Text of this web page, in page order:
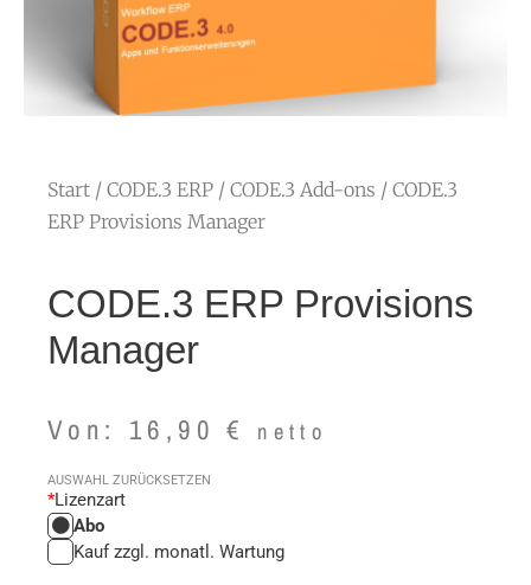
Start / CODE.3 ERP / CODE.3 Add-ons / CODE.3
ERP Provisions Manager
CODE.3 ERP Provisions
Manager
Von: 16,90€ netto
*Lizenzart
Abo
Kauf zzgl. monatl. Wartung
AUSWAHL ZURÜCKSETZEN
CODE.3
ERP
Provisions
Manager